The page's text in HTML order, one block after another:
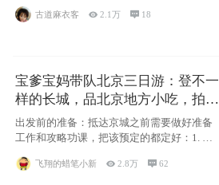
古道麻衣客 2.1万  18
宝爹宝妈带队北京三日游：登不一
样的长城，品北京地方小吃，拍盘
古七星夜景！
出发前的准备：抵达京城之前需要做好准备
工作和攻略功课，把该预定的都定好：1. 酒
飞翔的蜡笔小新 2.8万 62